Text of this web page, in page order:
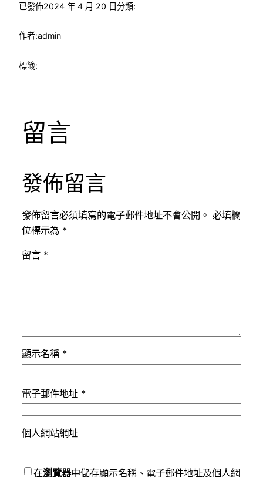
已發佈2024 年 4 月 20 日分類:
作者:admin
標籤:
留言
發佈留言
發佈留言必須填寫的電子郵件地址不會公開。 必填欄
位標示為 *
留言 *
顯示名稱 *
電子郵件地址 *
個人網站網址
在瀏覽器中儲存顯示名稱、電子郵件地址及個人網